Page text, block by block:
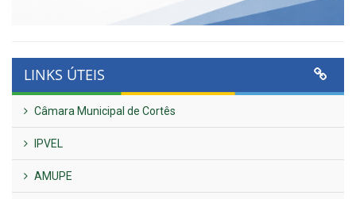
LINKS ÚTEIS
Câmara Municipal de Cortês
IPVEL
AMUPE